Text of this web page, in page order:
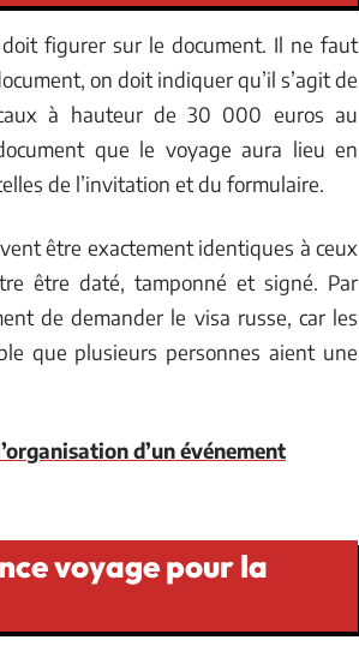
figurer sur le document. Il ne faut
on doit indiquer qu’il s’agit de
à hauteur de 30 000 euros au
que le voyage aura lieu en
de l’invitation et du formulaire.
être exactement identiques à ceux
être daté, tamponné et signé. Par
de demander le visa russe, car les
que plusieurs personnes aient une
d’un événement
voyage pour la